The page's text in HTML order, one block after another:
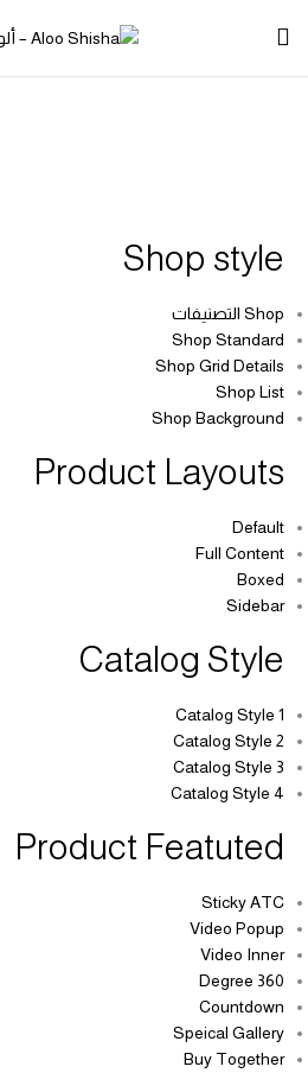
Shop style
Shop التصنيفات
Shop Standard
Shop Grid Details
Shop List
Shop Background
Product Layouts
Default
Full Content
Boxed
Sidebar
Catalog Style
Catalog Style 1
Catalog Style 2
Catalog Style 3
Catalog Style 4
Product Featuted
Sticky ATC
Video Popup
Video Inner
360 Degree
Countdown
Speical Gallery
Buy Together